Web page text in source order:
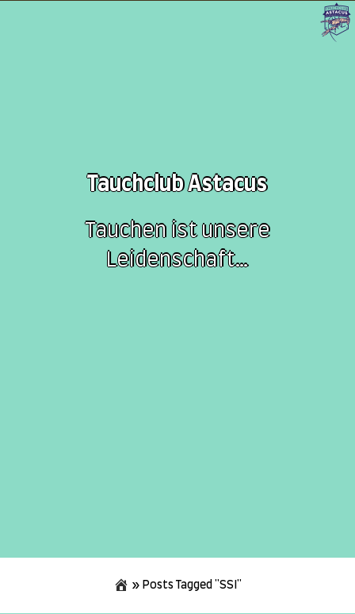
Tauchclub Astacus
Tauchen ist unsere
Leidenschaft…
» Posts Tagged "SSI"